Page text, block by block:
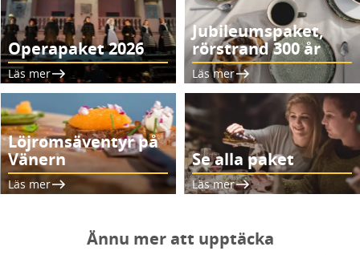
Operapaket 2026
Läs mer
Jubileumspaket,
rörstrand 300 år
Läs mer
Löjromsäventyr på
Vänern
Läs mer
Se alla paket
Läs mer
Ännu mer att upptäcka